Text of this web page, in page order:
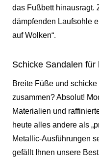
das Fußbett hinausragt.
dämpfenden Laufsohle
auf Wolken“.
Schicke Sandalen für
Breite Füße und
zusammen? Absolut!
Materialien und
heute alles andere als
Metallic-Ausführungen
gefällt Ihnen unsere